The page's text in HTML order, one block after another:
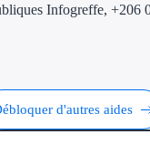
Infogreffe, +206
d'autres aides